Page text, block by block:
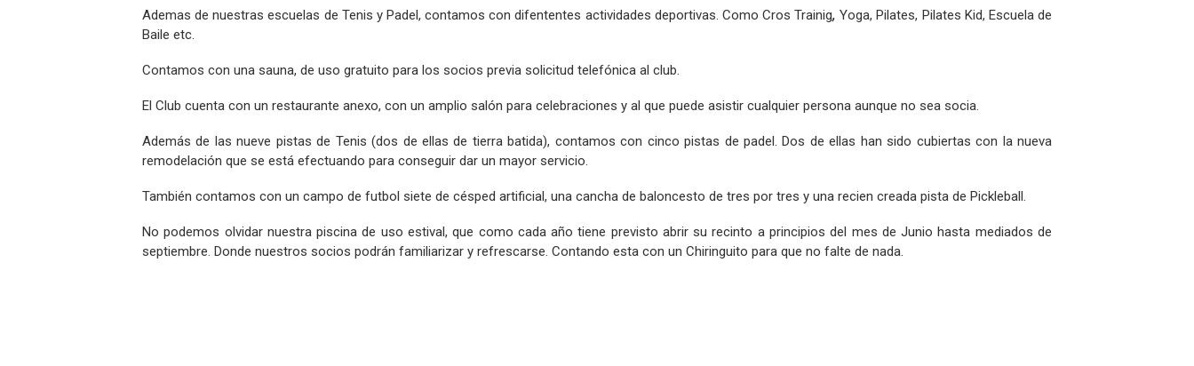
Ademas de nuestras escuelas de Tenis y Padel, contamos con difententes actividades deportivas. Como Cros Trainig,Yoga, Pilates, Pilates Kid, Escuela de
Baile etc.
Contamos con una sauna, de uso gratuito para los socios previa solicitud telefónica al club.
El Club cuenta con un restaurante anexo, con un amplio salón para celebraciones y al que puede asistir cualquier persona aunque no sea socia.
Además de las nueve pistas de Tenis (dos de ellas de tierra batida), contamos con cinco pistas de padel. Dos de ellas han sido cubiertas con la nueva
remodelación que se está efectuando para conseguir dar un mayor servicio.
También contamos con un campo de futbol siete de césped artificial, una cancha de baloncesto de tres por tres y una recien creada pista de Pickleball.
No podemos olvidar nuestra piscina de uso estival, que como cada año tiene previsto abrir su recinto a principios del mes de Junio hasta mediados de
septiembre. Donde nuestros socios podrán familiarizar y refrescarse. Contando esta con un Chiringuito para que no falte de nada.